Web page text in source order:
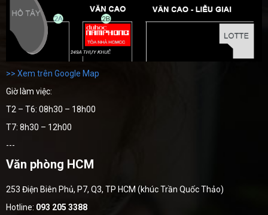
>> Xem trên Google Map
Giờ làm việc:
T2 – T6: 08h30 – 18h00
T7: 8h30 – 12h00
---
Văn phòng HCM
253 Điện Biên Phủ, P7, Q3, TP HCM (khúc Trần Quốc Thảo)
Hotline: 093 205 3388